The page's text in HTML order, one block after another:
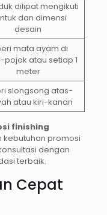
dilipat mengikuti
dan dimensi
desain
mata ayam di
pojok atau setiap 1
meter
slongsong atas-
atau kiri-kanan
finishing
promosi
dengan
terbaik.
Cepat